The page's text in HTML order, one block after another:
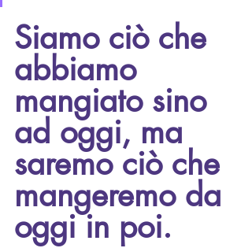
Siamo ciò che
abbiamo
mangiato sino
ad oggi, ma
saremo ciò che
mangeremo da
oggi in poi.